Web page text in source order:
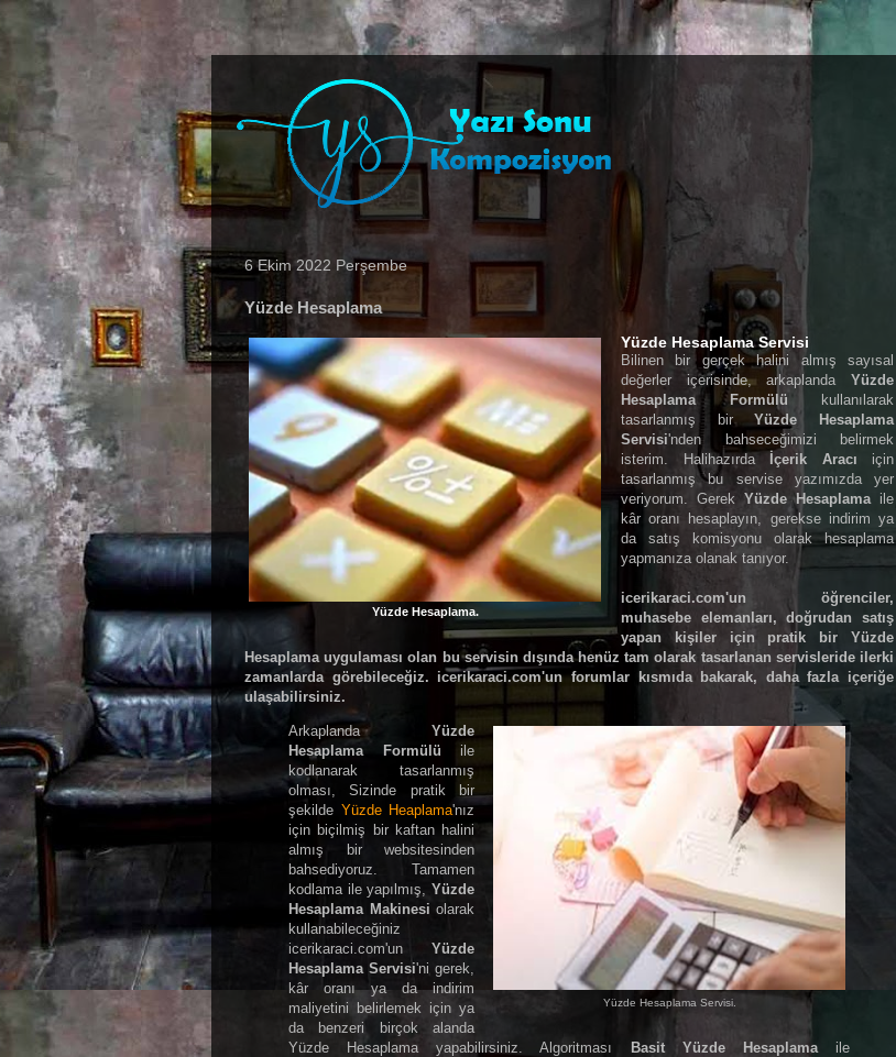
6 Ekim 2022 Perşembe
Yüzde Hesaplama
Yüzde Hesaplama.
Yüzde Hesaplama Servisi
Bilinen bir gerçek halini almış sayısal
değerler içerisinde, arkaplanda Yüzde
Hesaplama Formülü kullanılarak
tasarlanmış birYüzde Hesaplama
Servisi'nden bahseceğimizi belirmek
isterim. Halihazırda
İçerik Aracı için
tasarlanmış bu servise yazımızda yer
veriyorum. GerekYüzde Hesaplamaile
kâr oranı hesaplayın, gerekse indirim ya
da satış komisyonu olarak hesaplama
yapmanıza olanak tanıyor.
icerikaraci.com'un öğrenciler,
muhasebe elemanları, doğrudan satış
yapan kişiler için pratik bir Yüzde
Hesaplamauygulaması olan bu servisin dışında henüz tam olarak tasarlanan servisleride ilerki
zamanlarda görebileceğiz. icerikaraci.com'un forumlar kısmıda bakarak, daha fazla içeriğe
ulaşabilirsiniz.
Yüzde Hesaplama Servisi.
Arkaplanda Yüzde
Hesaplama Formülü ile
kodlanarak tasarlanmış
olması, Sizinde pratik bir
şekilde Yüzde Heaplama'nız
için biçilmiş bir kaftan halini
almış bir websitesinden
bahsediyoruz. Tamamen
kodlama ile yapılmış, Yüzde
Hesaplama Makinesi olarak
kullanabileceğiniz
icerikaraci.com'un Yüzde
Hesaplama Servisi'ni gerek,
kâr oranı ya da indirim
maliyetini belirlemek için ya
da benzeri birçok alanda
Yüzde Hesaplama yapabilirsiniz. Algoritması
Basit Yüzde Hesaplamaile